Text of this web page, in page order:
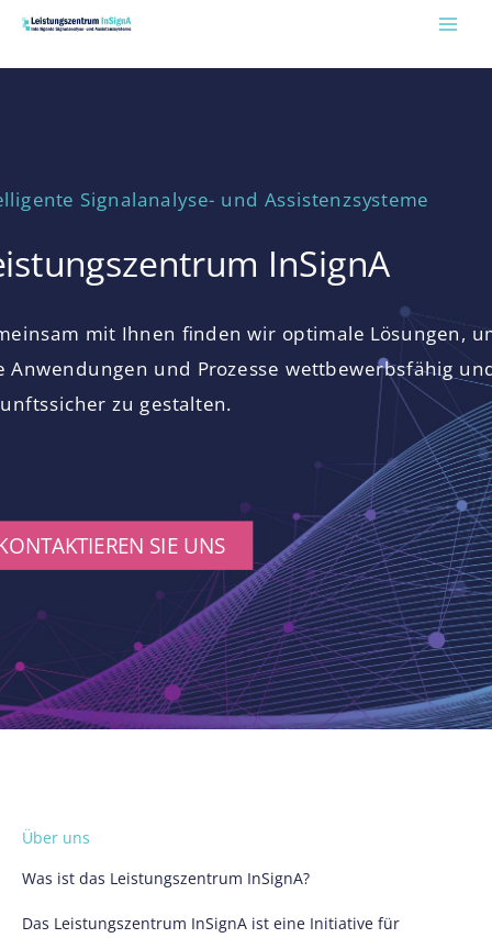
Zum
springen
Signalanalyse- und Assistenzsysteme
InSignA
mit Ihnen finden wir optimale Lösungen,
Anwendungen und Prozesse wettbewerbsfähig
zu gestalten.
SIE UNS
Über uns
Was ist das Leistungszentrum InSignA?
Das Leistungszentrum InSignA ist eine Initiative für